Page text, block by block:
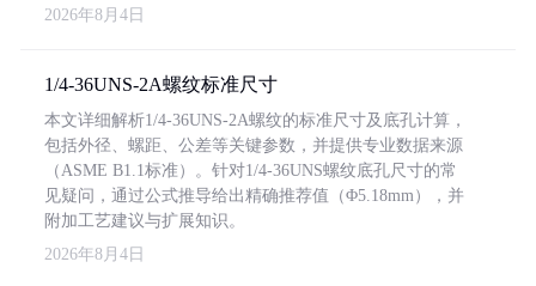
2026年8月4日
1/4-36UNS-2A螺纹标准尺寸
本文详细解析1/4-36UNS-2A螺纹的标准尺寸及底孔计算，
包括外径、螺距、公差等关键参数，并提供专业数据来源
（ASME B1.1标准）。针对1/4-36UNS螺纹底孔尺寸的常
见疑问，通过公式推导给出精确推荐值（Φ5.18mm），并
附加工艺建议与扩展知识。
2026年8月4日